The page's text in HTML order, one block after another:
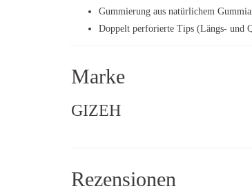
Gummierung aus natürlichem
Doppelt perforierte Tips (Längs- und
Marke
GIZEH
Rezensionen